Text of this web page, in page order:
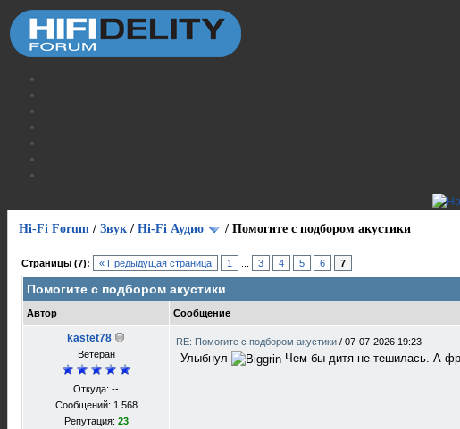
Hi-Fi Forum / Звук / Hi-Fi Аудио / Помогите с подбором акустики
Страницы (7): « Предыдущая страница 1 3 4 5 6 7
Помогите с подбором акустики
Автор Сообщение
kastet78
Ветеран
Откуда: --
Сообщений: 1 568
Репутация: 23
RE: Помогите с подбором акустики / 07-07-2026 19:23
Улыбнул Чем бы дитя не тешилась. А